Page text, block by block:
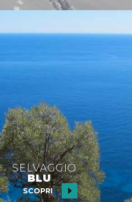
SELVAGGIO
BLU
SCOPRI